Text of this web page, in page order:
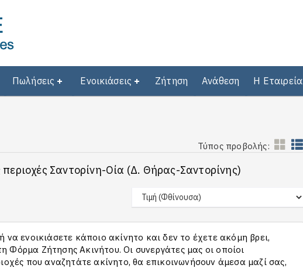
Πωλήσεις Ενοικιάσεις Ζήτηση Ανάθεση Η Εταιρεία
Τύπος προβολής:
περιοχές Σαντορίνη-Οία (Δ. Θήρας-Σαντορίνης)
ενοικιάσετε κάποιο ακίνητο και δεν το έχετε ακόμη βρει,
Φόρμα Ζήτησης Ακινήτου. Οι συνεργάτες μας οι οποίοι
που αναζητάτε ακίνητο, θα επικοινωνήσουν άμεσα μαζί σας,